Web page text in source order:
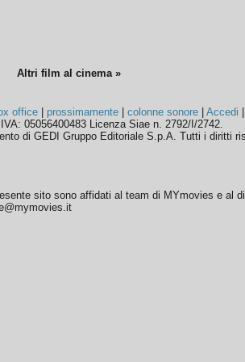
Altri film al cinema »
office prossimamente |colonne sonore |Accedi
05056400483 Licenza Siae n. 2792/I/2742.
di GEDI Gruppo Editoriale S.p.A. Tutti i diritti
sito sono affidati al team di MYmovies e al